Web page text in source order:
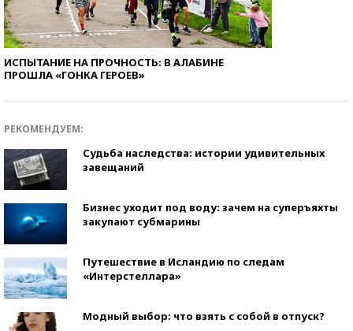
ИСПЫТАНИЕ НА ПРОЧНОСТЬ: В АЛАБИНЕ
ПРОШЛА «ГОНКА ГЕРОЕВ»
РЕКОМЕНДУЕМ:
Судьба наследства: истории удивительных
завещаний
Бизнес уходит под воду: зачем на суперъяхты
закупают субмарины
Путешествие в Исландию по следам
«Интерстеллара»
Модный выбор: что взять с собой в отпуск?